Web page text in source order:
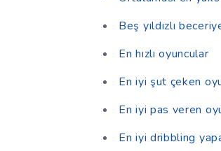
Beş yıldızlı
En hızlı oyuncular
En iyi şut çeken
En iyi pas veren
En iyi dribbling